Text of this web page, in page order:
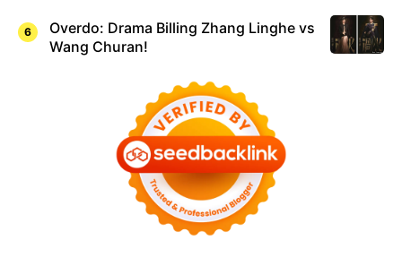
Overdo: Drama Billing Zhang Linghe vs
Wang Churan!